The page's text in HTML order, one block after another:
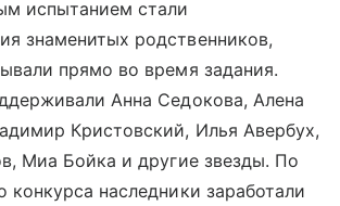
испытанием стали
знаменитых родственников,
прямо во время задания.
Анна Седокова, Алена
Кристовский, Илья Авербух,
Миа Бойка и другие звезды. По
конкурса наследники заработали